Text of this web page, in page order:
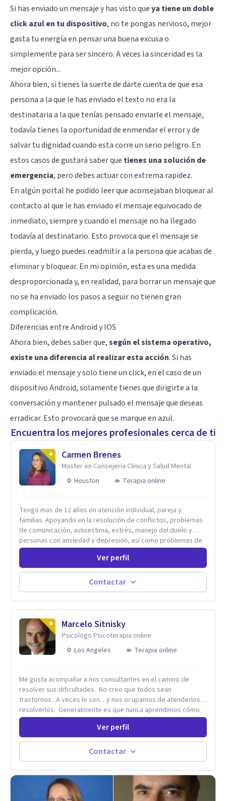
Si has enviado un mensaje y has visto queya tiene un doble
click azul en tu dispositivo, no te pongas nervioso, mejor
gasta tu energía en pensar una buena excusa o
simplemente para ser sincero. A veces la sinceridad es la
mejor opción...
Ahora bien, si tienes la suerte de darte cuenta de que esa
persona a la que le has enviado el texto no era la
destinataria a la que tenías pensado enviarle el mensaje,
todavía tienes la oportunidad de enmendar el error y de
salvar tu dignidad cuando esta corre un serio peligro. En
estos casos de gustará saber que tienes una solución de
emergencia, pero debes actuar con extrema rapidez.
En algún portal he podido leer que aconsejaban bloquear al
contacto al que le has enviado el mensaje equivocado de
inmediato, siempre y cuando el mensaje no ha llegado
todavía al destinatario. Esto provoca que el mensaje se
pierda, y luego puedes readmitir a la persona que acabas de
eliminar y bloquear. En mi opinión, esta es una medida
desproporcionada y, en realidad, para borrar un mensaje que
no se ha enviado los pasos a seguir no tienen gran
complicación.
Diferencias entre Android y IOS
Ahora bien, debes saber que,según el sistema operativo,
existe una diferencia al realizar esta acción. Si has
enviado el mensaje y solo tiene un click, en el caso de un
dispositivo Android, solamente tienes que dirigirte a la
conversación y mantener pulsado el mensaje que deseas
erradicar. Esto provocará que se marque en azul.
Encuentra los mejores profesionales cerca de ti
Carmen Brenes
Master en Consejeria Clinica y Salud Mental
Houston
Terapia online
Tengo mas de 12 años en atención individual, pareja y
familias. Apoyando en la resolución de conflictos, problemas
de comunicación, autoestima, estrés, manejo del duelo y
personas con ansiedad y depresión, así como problemas de
conducta y comportamiento. Desarrollo de personas
Estableciendo metas a corto y largo plazo, es vital para la
vida de cada uno tener su propia vision.
Ver perfil
Contactar
Marcelo Sitnisky
Psicologo Psicoterapia online
Los Angeles
Terapia online
Me gusta acompañar a mis consultantes en el camino de
resolver sus dificultades. No creo que todos sean
trastornos...A veces lo son…y nos ocupamos de atenderlos y
resolverlos. Generalmente es que nunca aprendimos cómo
se hace algo, como se resuelve una situación en la vida. No
sabemos cómo se supera una dificultad. Nadie nos enseñó o
no pudimos capturar esa enseñanza...la Terapia puede ser el
camino o el mecanismo para aprender cómo. Dificultades en
la pareja. Cómo hacer que funcione cuando siento o sentimos
personal cuando no estamos solos. Dificultades para
encontrar un compañero/a. Cómo seducir. Cómo aprender a
Ver perfil
Contactar